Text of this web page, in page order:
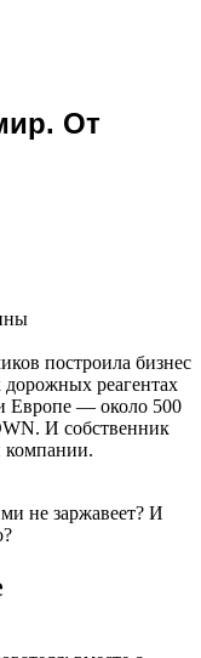
От
построила бизнес
реагентах
Европе — около 500
И собственник
компании.
не заржавеет? И